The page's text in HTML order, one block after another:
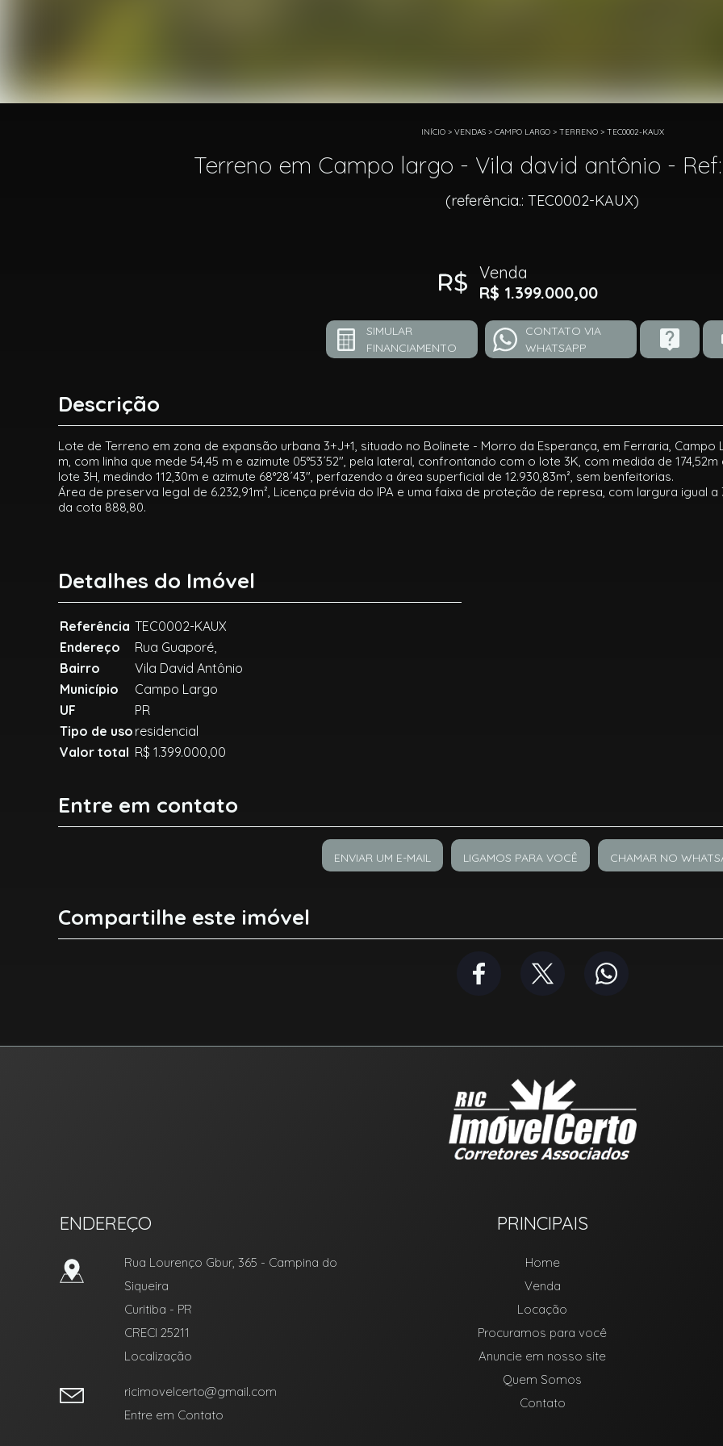
INÍCIO> VENDAS> CAMPO LARGO> TERRENO> TEC0002-KAUX
Terreno em Campo largo - Vila david antônio -
(referência.: TEC0002-KAUX)
Venda
R$ 1.399.000,00
SIMULAR
FINANCIAMENTO
CONTATO VIA
WHATSAPP
Descrição
Lote de Terreno em zona de expansão urbana 3+J+1, situado no Bolinete - Morro da Esperança, em Ferraria, Campo
m, com linha que mede 54,45 m e azimute 05°53´52", pela lateral, confrontando com o lote 3K, com medida de
lote 3H, medindo 112,30m e azimute 68°28´43", perfazendo a área superficial de 12.930,83m², sem benfeitorias.
Área de preserva legal de 6.232,91m², Licença prévia do IPA e uma faixa de proteção de represa, com largura igual
da cota 888,80.
Detalhes do Imóvel
Referência TEC0002-KAUX
Endereço
Rua Guaporé,
Bairro
Vila David Antônio
Município
Campo Largo
UF
PR
Tipo de uso residencial
Valor total R$ 1.399.000,00
Entre em contato
ENVIAR UM E-MAIL LIGAMOS PARA VOCÊ CHAMAR NO
Compartilhe este imóvel
ENDEREÇO
Rua Lourenço Gbur, 365 - Campina do
Siqueira
Curitiba - PR
CRECI 25211
Localização
ricimovelcerto@gmail.com
Entre em Contato
PRINCIPAIS
Home
Venda
Locação
Procuramos para você
Anuncie em nosso site
Quem Somos
Contato